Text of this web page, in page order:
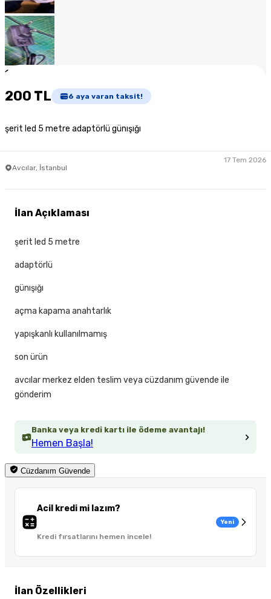
1
200 TL 6 aya varan taksit!
şerit led 5 metre adaptörlü günışığı
Avcılar, İstanbul
17 Tem 2026
Banka veya kredi kartı ile ödeme avantajı!
Hemen Başla!
Cüzdanım Güvende
Acil kredi mi lazım?
Kredi fırsatlarını hemen incele!
Yeni
İlan Özellikleri
İlan Açıklaması
şerit led 5 metre
adaptörlü
günışığı
açma kapama anahtarlık
yapışkanlı kullanılmamış
son ürün
avcılar merkez elden teslim veya cüzdanım güvende ile
gönderim